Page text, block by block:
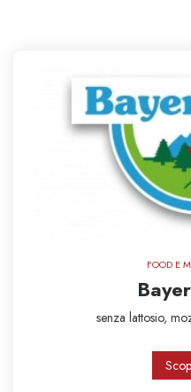
FOOD E
senza lattosio,